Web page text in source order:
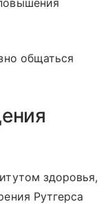
общаться
здоровья,
Рутгерса